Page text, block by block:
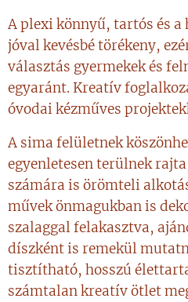
A plexi könnyű, tartós és a
jóval kevésbé törékeny,
választás gyermekek és
egyaránt. Kreatív
óvodai kézműves
A sima felületnek
egyenletesen terülnek
számára is örömteli
művek önmagukban is
szalaggal felakasztva,
díszként is remekül
tisztítható, hosszú
számtalan kreatív ötlet